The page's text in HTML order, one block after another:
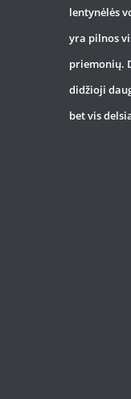
lentynėlės
yra pilnos
priemonių.
didžioji
bet vis